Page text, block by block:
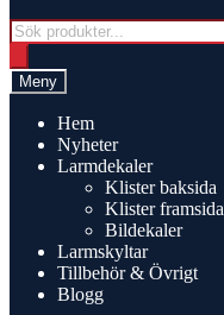
Products
search
Meny
Hem
Nyheter
Larmdekaler
Klister baksida
Klister framsida
Bildekaler
Larmskyltar
Tillbehör & Övrigt
Blogg